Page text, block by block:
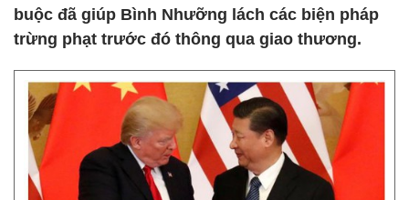
buộc đã giúp Bình Nhưỡng lách các biện pháp
trừng phạt trước đó thông qua giao thương.